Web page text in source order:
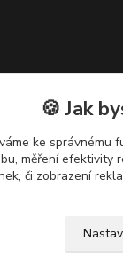
🍪 Jak
ke správnému
měření efektivity
či zobrazení